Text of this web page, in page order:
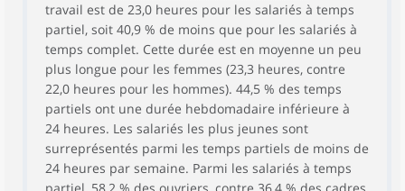
travail est de 23,0 heures pour les salariés à temps
partiel, soit 40,9 % de moins que pour les salariés à
temps complet. Cette durée est en moyenne un peu
plus longue pour les femmes (23,3 heures, contre
22,0 heures pour les hommes). 44,5 % des temps
partiels ont une durée hebdomadaire inférieure à
24 heures. Les salariés les plus jeunes sont
surreprésentés parmi les temps partiels de moins de
24 heures par semaine. Parmi les salariés à temps